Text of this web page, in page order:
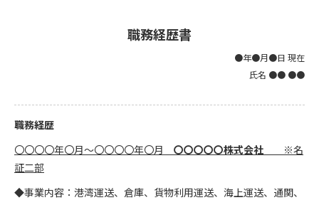
職務経歴書
●年●月●日 現在
氏名 ●● ●●
職務経歴
〇〇〇〇年〇月～〇〇〇〇年〇月 〇〇〇〇〇株式会社 ※名
証二部
◆事業内容：港湾運送、倉庫、貨物利用運送、海上運送、通関、